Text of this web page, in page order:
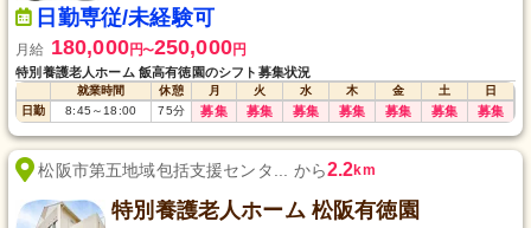
日勤専従/未経験可
月給 180,000円〜250,000円
特別養護老人ホーム 飯高有徳園のシフト募集状況
就業時間 休憩 月 火 水 木 金 土
日
日勤
8:45 ～18:00 75分 募集 募集 募集 募集 募集 募集 募集
松阪市第五地域包括支援センタ... から2.2km
特別養護老人ホーム 松阪有徳園